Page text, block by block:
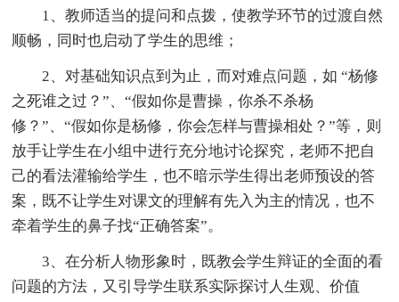
1、教师适当的提问和点拨，使教学环节的过渡自然
顺畅，同时也启动了学生的思维；
2、对基础知识点到为止，而对难点问题，如 “杨修
之死谁之过？”、“假如你是曹操，你杀不杀杨
修？”、“假如你是杨修，你会怎样与曹操相处？”等，则
放手让学生在小组中进行充分地讨论探究，老师不把自
己的看法灌输给学生，也不暗示学生得出老师预设的答
案，既不让学生对课文的理解有先入为主的情况，也不
牵着学生的鼻子找“正确答案”。
3、在分析人物形象时，既教会学生辩证的全面的看
问题的方法，又引导学生联系实际探讨人生观、价值